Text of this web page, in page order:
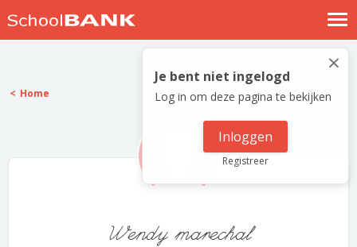
Nostalgische verhalen
Log in
Meld je gratis aan
×
Je bent niet ingelogd
Log in om deze pagina te bekijken
Inloggen
Registreer
Home
Wendy marechal